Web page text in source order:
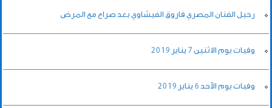
رحيل الفنان المصري فاروق الفيشاوي بعد صراع مع المرض
وفيات يوم الاثنين 7 يناير 2019
وفيات يوم الأحد 6 يناير 2019